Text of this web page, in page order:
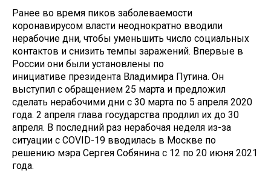
Ранее во время пиков заболеваемости
коронавирусом власти неоднократно вводили
нерабочие дни, чтобы уменьшить число социальных
контактов и снизить темпы заражений. Впервые в
России они были установлены по
инициативе президента Владимира Путина. Он
выступил с обращением 25 марта и предложил
сделать нерабочими дни с 30 марта по 5 апреля 2020
года. 2 апреля глава государства продлил их до 30
апреля. В последний раз нерабочая неделя из-за
ситуации с COVID-19 вводилась в Москве по
решению мэра Сергея Собянина с 12 по 20 июня 2021
года.